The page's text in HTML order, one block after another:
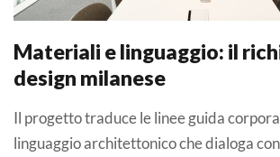
Materiali e linguaggio: il
design milanese
Il progetto traduce le linee guida
linguaggio architettonico che dialoga